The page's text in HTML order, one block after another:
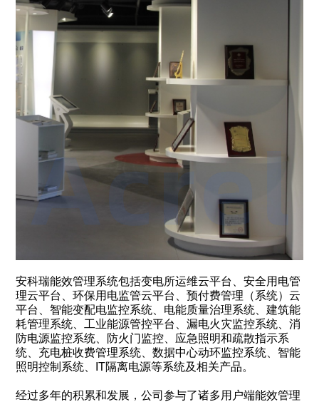
安科瑞能效管理系统包括变电所运维云平台、安全用电管
理云平台、环保用电监管云平台、预付费管理（系统）云
平台、智能变配电监控系统、电能质量治理系统、建筑能
耗管理系统、工业能源管控平台、漏电火灾监控系统、消
防电源监控系统、防火门监控、应急照明和疏散指示系
统、充电桩收费管理系统、数据中心动环监控系统、智能
照明控制系统、IT隔离电源等系统及相关产品。
经过多年的积累和发展，公司参与了诸多用户端能效管理